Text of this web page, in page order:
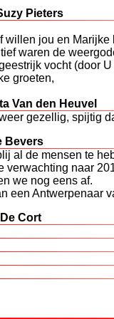
Pieters
willen jou en
waren de
vocht (door
groeten,
Van den Heuvel
gezellig, spijtig
Bevers
al de mensen te
verwachting naar
we nog eens af.
een Antwerpenaar
Cort